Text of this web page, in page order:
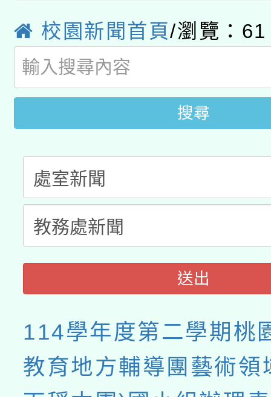
用水績優單位及節水達
動」
桃園市孔廟祈福系列
開 智慧啟航」
2026年桃園地景藝術
校園新聞首頁/瀏覽：61
搜尋
送出
114學年度第二學期桃
教育地方輔導團藝術領